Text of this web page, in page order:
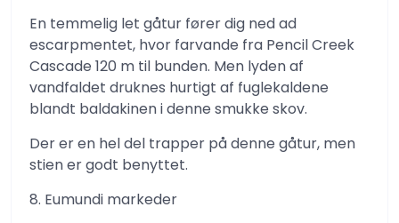
En temmelig let gåtur fører dig ned ad
escarpmentet, hvor farvande fra Pencil Creek
Cascade 120 m til bunden. Men lyden af ​​
vandfaldet druknes hurtigt af fuglekaldene
blandt baldakinen i denne smukke skov.
Der er en hel del trapper på denne gåtur, men
stien er godt benyttet.
8. Eumundi markeder